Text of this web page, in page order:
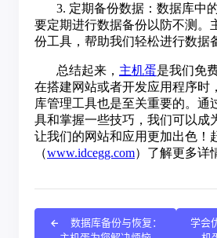
数据库备份与恢复：
学会